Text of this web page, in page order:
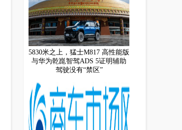
5830米之上，猛士M817 高性能版
与华为乾崑智驾ADS 5证明辅助
驾驶没有“禁区”